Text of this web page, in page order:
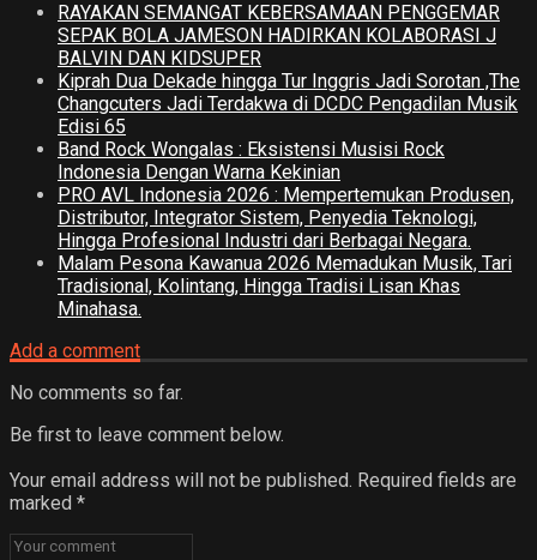
RAYAKAN SEMANGAT KEBERSAMAAN PENGGEMAR
SEPAK BOLA JAMESON HADIRKAN KOLABORASI J
BALVIN DAN KIDSUPER
Kiprah Dua Dekade hingga Tur Inggris Jadi Sorotan ,The
Changcuters Jadi Terdakwa di DCDC Pengadilan Musik
Edisi 65
Band Rock Wongalas : Eksistensi Musisi Rock
Indonesia Dengan Warna Kekinian
PRO AVL Indonesia 2026 : Mempertemukan Produsen,
Distributor, Integrator Sistem, Penyedia Teknologi,
Hingga Profesional Industri dari Berbagai Negara.
Malam Pesona Kawanua 2026 Memadukan Musik, Tari
Tradisional, Kolintang, Hingga Tradisi Lisan Khas
Minahasa.
Add a comment
No comments so far.
Be first to leave comment below.
Your email address will not be published. Required fields are
marked *